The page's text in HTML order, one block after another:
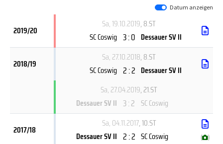
Datum anzeigen
2019/20
Sa, 19.10.2019, 8.ST
SC Coswig 3 : 0 Dessauer SV II
2018/19
Sa, 27.10.2018, 8.ST
SC Coswig 2 : 2 Dessauer SV II
Sa, 27.04.2019, 21.ST
Dessauer SV II 3 : 2 SC Coswig
2017/18
Sa, 04.11.2017, 10.ST
Dessauer SV II 2 : 2 SC Coswig ( )